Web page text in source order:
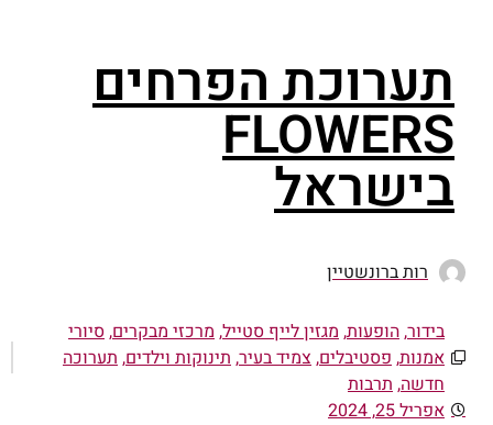
תערוכת הפרחים
FLOWERS
בישראל
רות ברונשטיין
בידור,הופעות, מגזין לייף סטייל, מרכזי מבקרים,סיורי
אמנות, פסטיבלים, צמיד בעיר, תינוקות וילדים, תערוכה
חדשה, תרבות
אפריל 25, 2024